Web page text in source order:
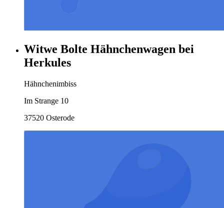
Witwe Bolte Hähnchenwagen bei
Herkules
Hähnchenimbiss
Im Strange 10
37520 Osterode